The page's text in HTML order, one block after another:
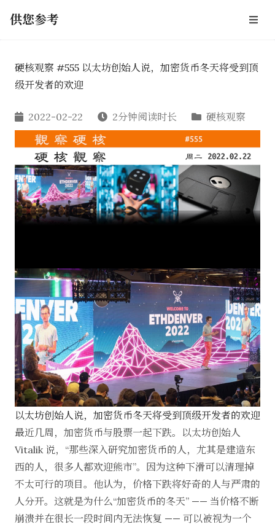
供您参考
硬核观察 #555 以太坊创始人说，加密货币冬天将受到顶
级开发者的欢迎
2022-02-22 2分钟阅读时长 硬核观察
以太坊创始人说，加密货币冬天将受到顶级开发者的欢迎
最近几周，加密货币与股票一起下跌。以太坊创始人
Vitalik 说，“那些深入研究加密货币的人，尤其是建造东
西的人，很多人都欢迎熊市”。因为这种下滑可以清理掉
不太可行的项目。他认为，价格下跌将好奇的人与严肃的
人分开。这就是为什么“加密货币的冬天” —— 当价格不断
崩溃并在很长一段时间内无法恢复 —— 可以被视为一个